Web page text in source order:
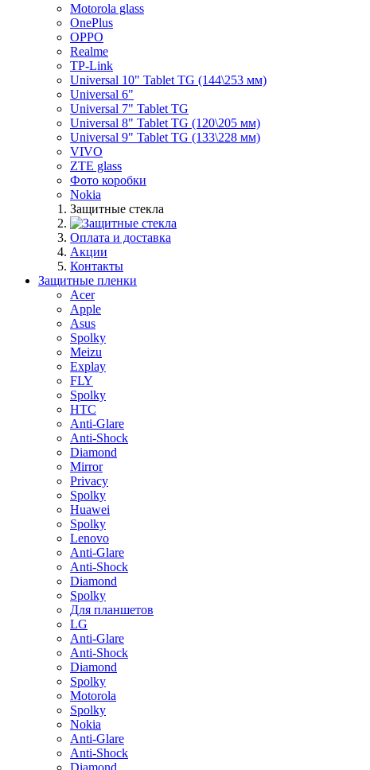
Motorola glass
OnePlus
OPPO
Realme
TP-Link
Universal 10" Tablet TG (144\253 мм)
Universal 6"
Universal 7" Tablet TG
Universal 8" Tablet TG (120\205 мм)
Universal 9" Tablet TG (133\228 мм)
VIVO
ZTE glass
Фото коробки
Nokia
Защитные стекла
Оплата и доставка
Акции
Контакты
Защитные пленки
Acer
Apple
Asus
Spolky
Meizu
Explay
FLY
Spolky
HTC
Anti-Glare
Anti-Shock
Diamond
Mirror
Privacy
Spolky
Huawei
Spolky
Lenovo
Anti-Glare
Anti-Shock
Diamond
Spolky
Для планшетов
LG
Anti-Glare
Anti-Shock
Diamond
Spolky
Motorola
Spolky
Nokia
Anti-Glare
Anti-Shock